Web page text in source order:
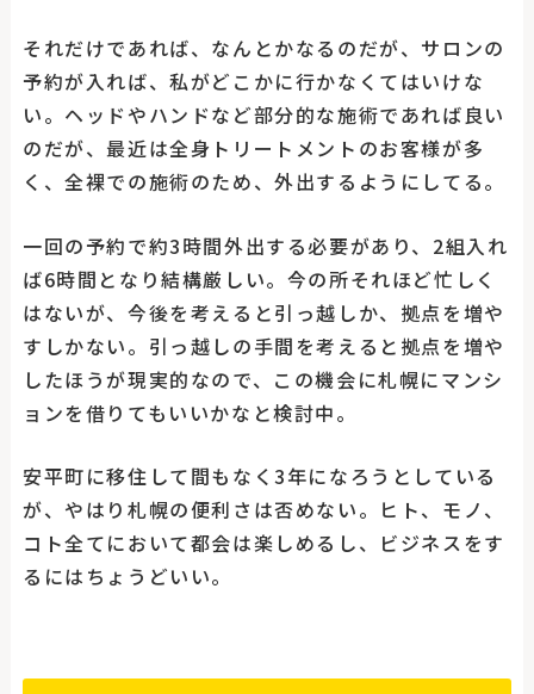
それだけであれば、なんとかなるのだが、サロンの
予約が入れば、私がどこかに行かなくてはいけな
い。ヘッドやハンドなど部分的な施術であれば良い
のだが、最近は全身トリートメントのお客様が多
く、全裸での施術のため、外出するようにしてる。
一回の予約で約3時間外出する必要があり、2組入れ
ば6時間となり結構厳しい。今の所それほど忙しく
はないが、今後を考えると引っ越しか、拠点を増や
すしかない。引っ越しの手間を考えると拠点を増や
したほうが現実的なので、この機会に札幌にマンシ
ョンを借りてもいいかなと検討中。
安平町に移住して間もなく3年になろうとしている
が、やはり札幌の便利さは否めない。ヒト、モノ、
コト全てにおいて都会は楽しめるし、ビジネスをす
るにはちょうどいい。